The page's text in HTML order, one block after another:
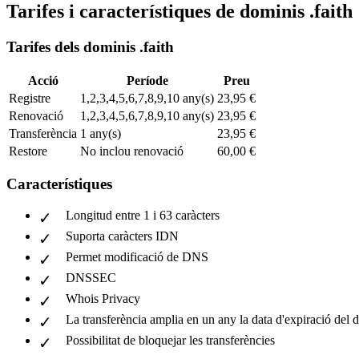
Tarifes i característiques de dominis .faith
Tarifes dels dominis .faith
Acció Període
Preu
Registre
1,2,3,4,5,6,7,8,9,10 any(s) 23,95 €
Renovació
1,2,3,4,5,6,7,8,9,10 any(s) 23,95 €
Transferència 1 any(s)
23,95 €
Restore
No inclou renovació 60,00 €
Característiques
Longitud entre 1 i 63 caràcters
Suporta caràcters IDN
Permet modificació de DNS
DNSSEC
Whois Privacy
La transferència amplia en un any la data d'expiració del
Possibilitat de bloquejar les transferències